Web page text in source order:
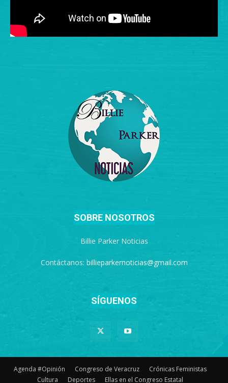
SOBRE NOSOTROS
Billie Parker Noticias
Contáctanos: billieparkernoticias@gmail.com
SÍGUENOS
Agenda #Opinión Congreso de Veracruz
Crónicas Feministas
Cultura
Deportes Ellas en el Congreso Estatal